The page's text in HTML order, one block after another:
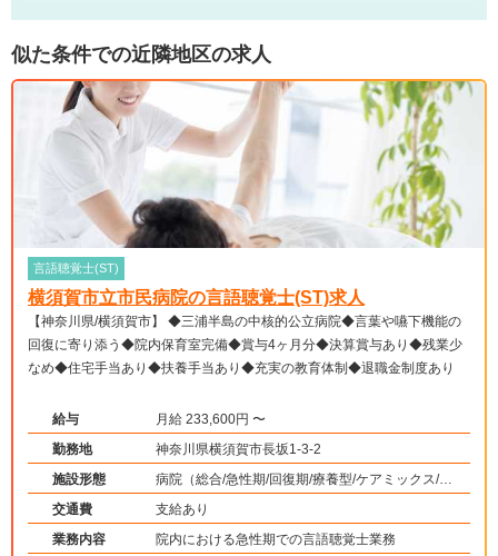
似た条件での近隣地区の求人
言語聴覚士(ST)
横須賀市立市民病院の言語聴覚士(ST)求人
【神奈川県/横須賀市】 ◆三浦半島の中核的公立病院◆言葉や嚥下機能の
回復に寄り添う◆院内保育室完備◆賞与4ヶ月分◆決算賞与あり◆残業少
なめ◆住宅手当あり◆扶養手当あり◆充実の教育体制◆退職金制度あり
給与
月給 233,600円 〜
勤務地
神奈川県横須賀市長坂1-3-2
施設形態
病院（総合/急性期/回復期/療養型/ケアミックス/外
来）、その他（その他）
交通費
支給あり
業務内容
院内における急性期での言語聴覚士業務